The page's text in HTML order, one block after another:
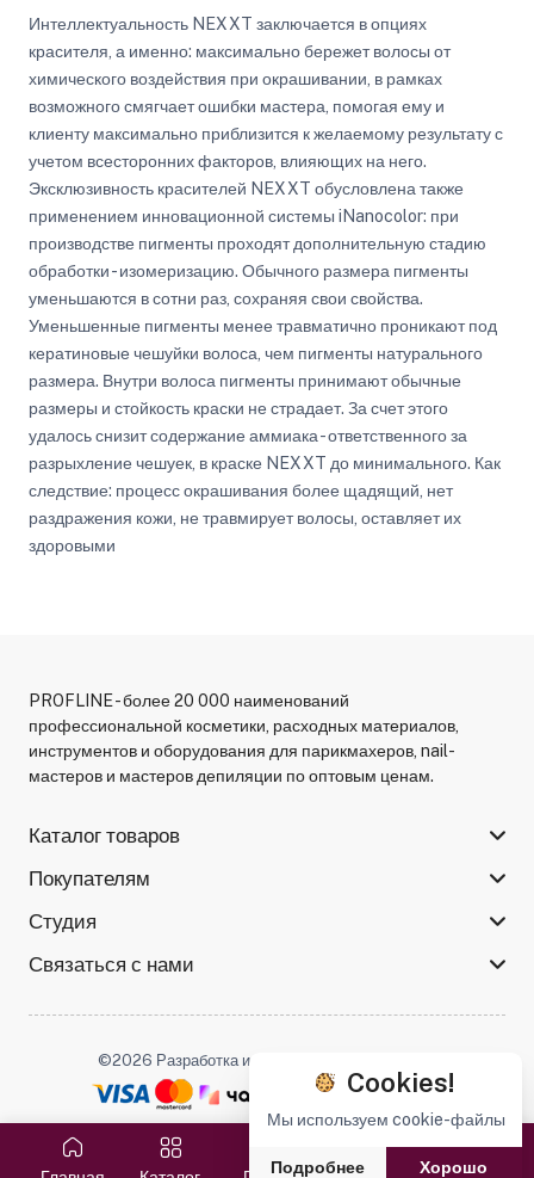
Интеллектуальность NEXXT заключается в опциях
красителя, а именно: максимально бережет волосы от
химического воздействия при окрашивании, в рамках
возможного смягчает ошибки мастера, помогая ему и
клиенту максимально приблизится к желаемому результату с
учетом всесторонних факторов, влияющих на него.
Эксклюзивность красителей NEXXT обусловлена также
применением инновационной системы iNanocolor: при
производстве пигменты проходят дополнительную стадию
обработки - изомеризацию. Обычного размера пигменты
уменьшаются в сотни раз, сохраняя свои свойства.
Уменьшенные пигменты менее травматично проникают под
кератиновые чешуйки волоса, чем пигменты натурального
размера. Внутри волоса пигменты принимают обычные
размеры и стойкость краски не страдает. За счет этого
удалось снизит содержание аммиака - ответственного за
разрыхление чешуек, в краске NEXXT до минимального. Как
следствие: процесс окрашивания более щадящий, нет
раздражения кожи, не травмирует волосы, оставляет их
здоровыми
PROFLINE - более 20 000 наименований
профессиональной косметики, расходных материалов,
инструментов и оборудования для парикмахеров, nail-
мастеров и мастеров депиляции по оптовым ценам.
Каталог товаров
Покупателям
Студия
Связаться с нами
©2026 Разработка и поддержка -
Cookies!
Мы используем cookie-файлы
Подробнее Хорошо